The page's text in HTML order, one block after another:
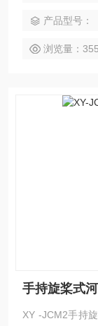
产品型号：
浏览量：355
手持旋桨式
XY -JCM2手持